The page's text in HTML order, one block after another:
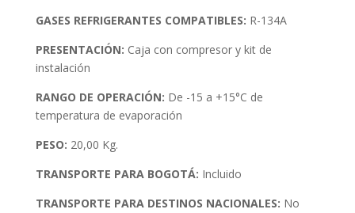
GASES REFRIGERANTES COMPATIBLES: R-134A
PRESENTACIÓN: Caja con compresor y kit de
instalación
RANGO DE OPERACIÓN: De -15 a +15°C de
temperatura de evaporación
PESO: 20,00 Kg.
TRANSPORTE PARA BOGOTÁ: Incluido
TRANSPORTE PARA DESTINOS NACIONALES: No